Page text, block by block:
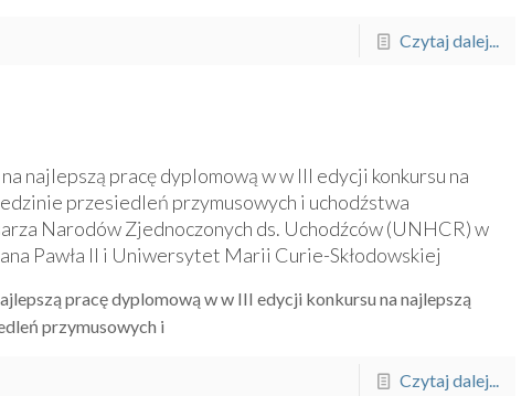
Czytaj dalej...
najlepszą pracę dyplomową w w III edycji konkursu na
przesiedleń przymusowych i uchodźstwa
Narodów Zjednoczonych ds. Uchodźców (UNHCR) w
Pawła II i Uniwersytet Marii Curie-Skłodowskiej
pracę dyplomową w w III edycji konkursu na najlepszą
przymusowych i
Czytaj dalej...